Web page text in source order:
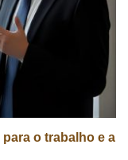
o trabalho e a